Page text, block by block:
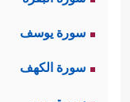
سورة يوسف
سورة الكهف